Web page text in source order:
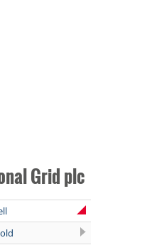
Grid plc